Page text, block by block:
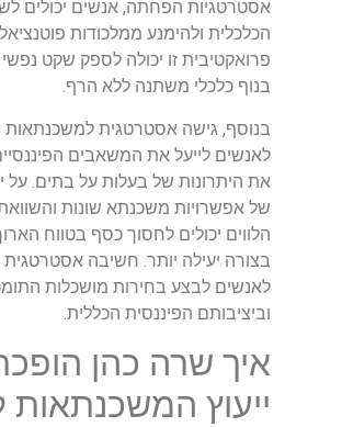
אסטרטגיות הפחתה, אנשים יכולים
הכלכלית ולהימנע ממלכודות
פרואקטיבית זו יכולה לספק שקט נפשי
בנוף כלכלי משתנה ללא הרף.
בנוסף, גישה אסטרטגית למשכנתאות
לאנשים לייעל את המשאבים
את היתרונות של בעלות על בתים. על
של אפשרויות משכנתא שונות
הלווים יכולים לחסוך כסף בטווח
בצורה יעילה יותר. חשיבה
לאנשים לבצע בחירות מושכלות
וביציבותם הפיננסית הכללית.
איך שרה כהן
ייעוץ